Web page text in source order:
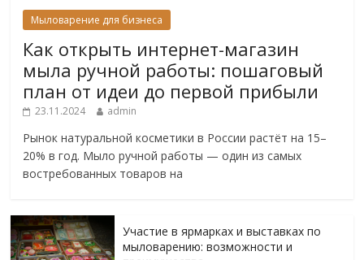
Мыловарение для бизнеса
Как открыть интернет-магазин
мыла ручной работы: пошаговый
план от идеи до первой прибыли
23.11.2024 admin
Рынок натуральной косметики в России растёт на 15–
20% в год. Мыло ручной работы — один из самых
востребованных товаров на
Участие в ярмарках и выставках по
мыловарению: возможности и